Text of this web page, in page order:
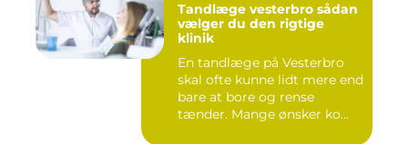
Tandlæge vesterbro sådan
vælger du den rigtige
klinik
En tandlæge på Vesterbro
skal ofte kunne lidt mere end
bare at bore og rense
tænder. Mange ønsker ko...